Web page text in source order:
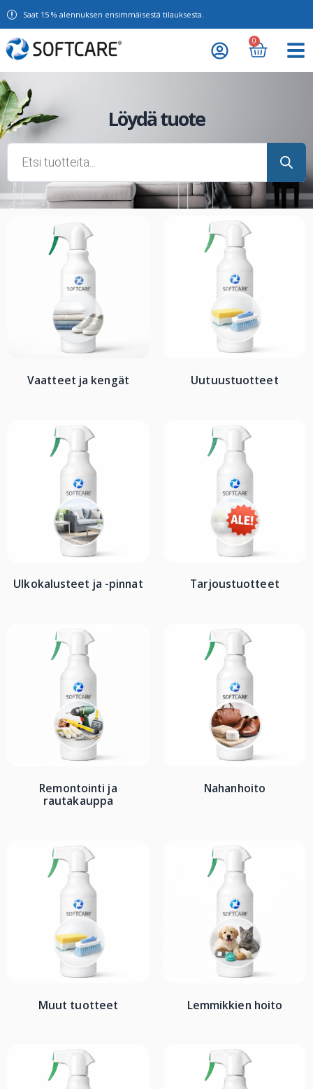
Saat 15 % alennuksen ensimmäisestä tilauksesta.
0
Löydä tuote
Vaatteet ja kengät Uutuustuotteet
Ulkokalusteet ja -pinnat Tarjoustuotteet
Remontointi ja
rautakauppa
Nahanhoito
Muut tuotteet Lemmikkien hoito